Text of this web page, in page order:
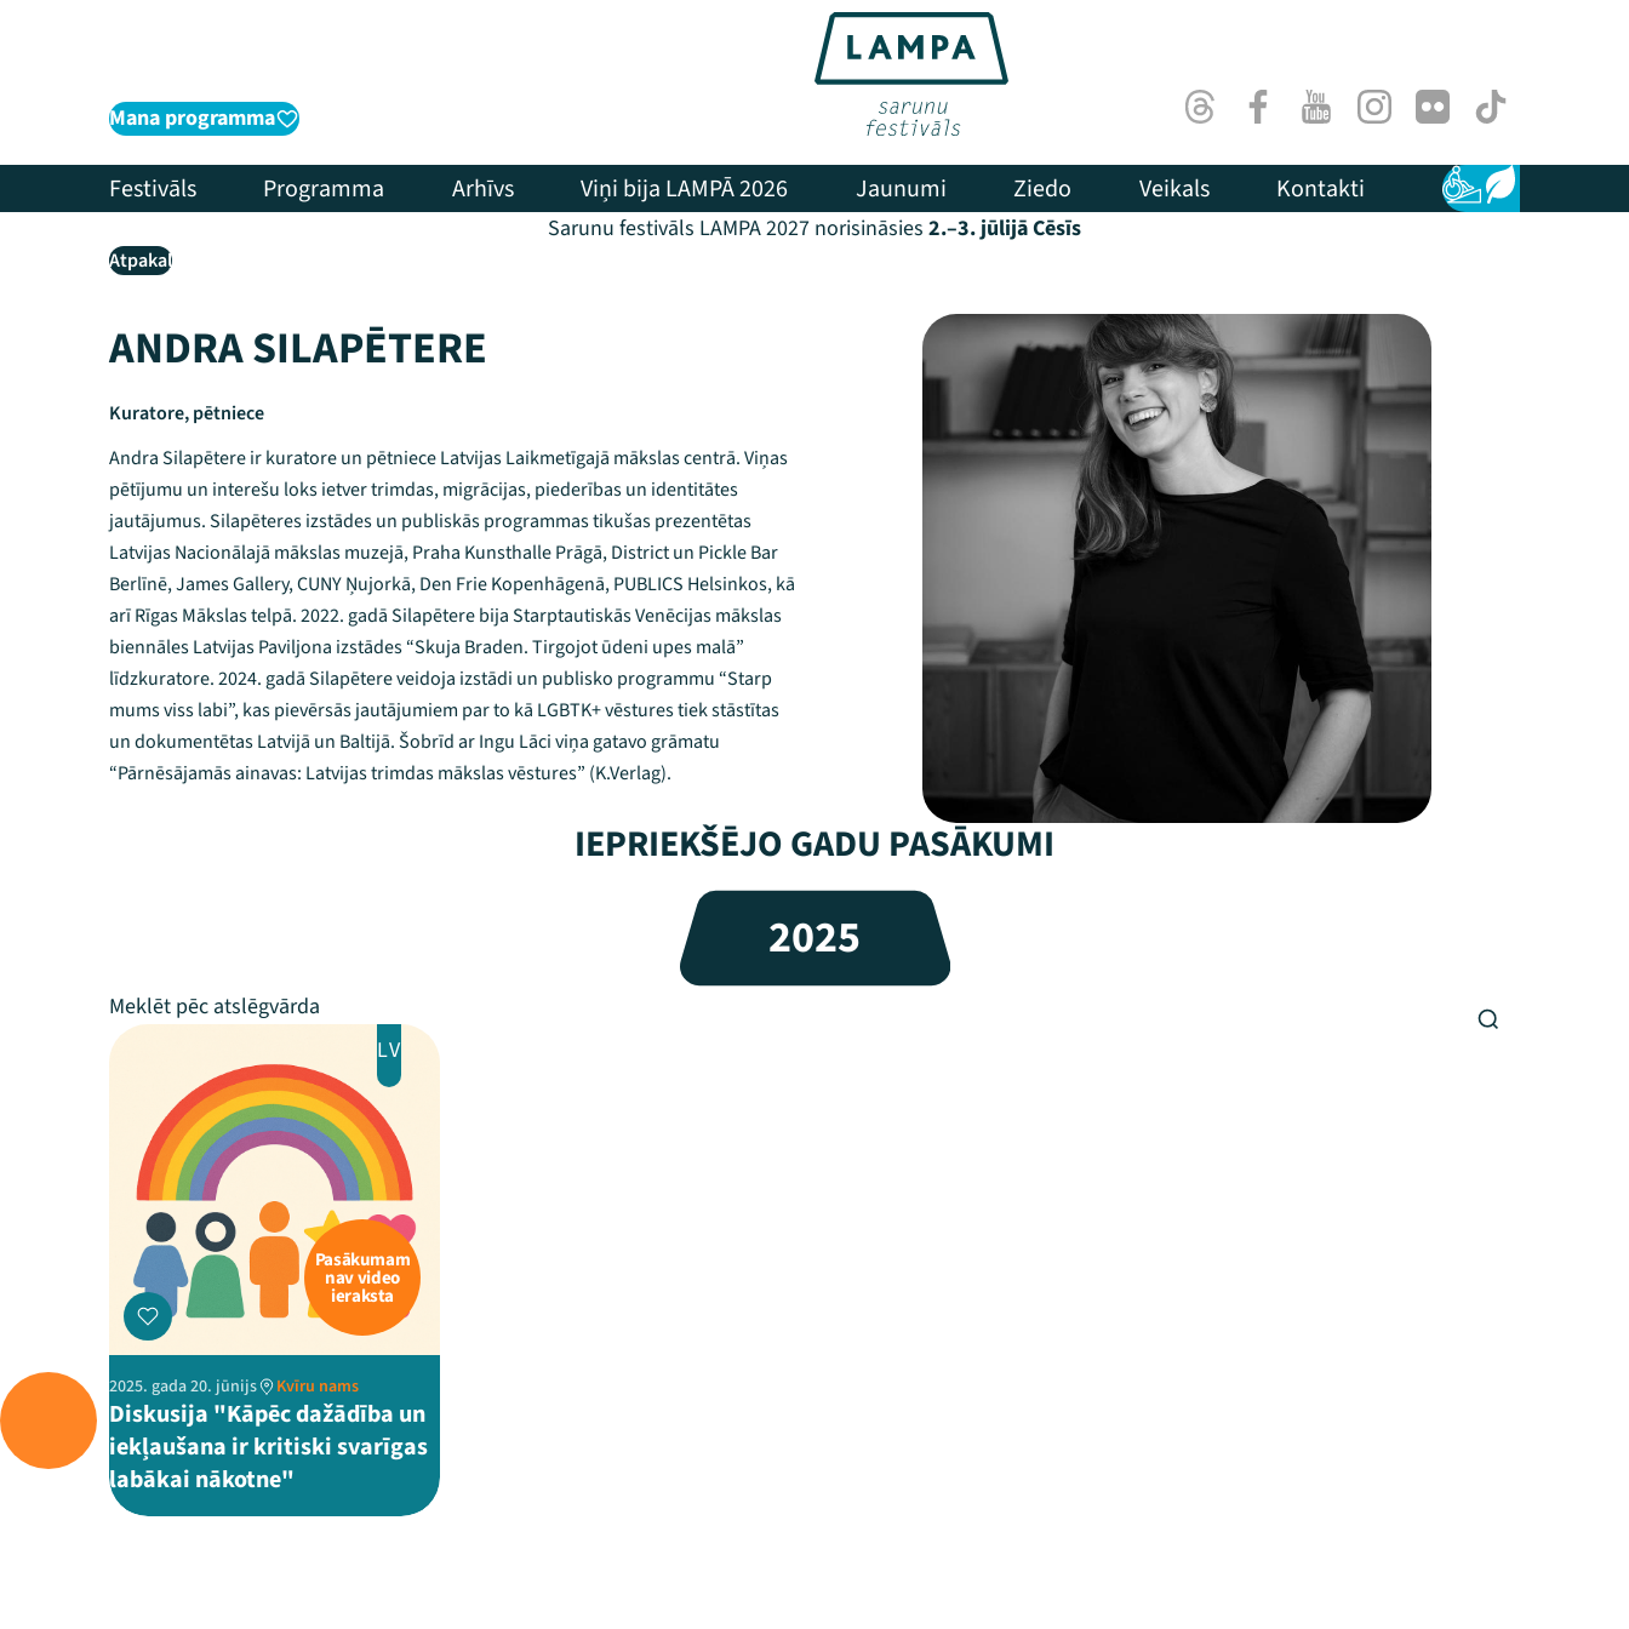
Mana programma ThreadsFacebookYoutubeInstagram
Flick TikTok
Festivāls Programma Arhīvs Viņi bija LAMPĀ 2026 Jaunumi Ziedo Veikals Kontakti Pieejamība
Ilgtspēja
Sarunu festivāls LAMPA 2027 norisināsies 2.–3. jūlijā Cēsīs
Atpakaļ
ANDRA SILAPĒTERE
Kuratore, pētniece
Andra Silapētere ir kuratore un pētniece Latvijas Laikmetīgajā mākslas centrā. Viņas
pētījumu un interešu loks ietver trimdas, migrācijas, piederības un identitātes
jautājumus. Silapēteres izstādes un publiskās programmas tikušas prezentētas
Latvijas Nacionālajā mākslas muzejā, Praha Kunsthalle Prāgā, District un Pickle Bar
Berlīnē, James Gallery, CUNY Ņujorkā, Den Frie Kopenhāgenā, PUBLICS Helsinkos, kā
arī Rīgas Mākslas telpā. 2022. gadā Silapētere bija Starptautiskās Venēcijas mākslas
biennāles Latvijas Paviljona izstādes “Skuja Braden. Tirgojot ūdeni upes malā”
līdzkuratore. 2024. gadā Silapētere veidoja izstādi un publisko programmu “Starp
mums viss labi”, kas pievērsās jautājumiem par to kā LGBTK+ vēstures tiek stāstītas
un dokumentētas Latvijā un Baltijā. Šobrīd ar Ingu Lāci viņa gatavo grāmatu
“Pārnēsājamās ainavas: Latvijas trimdas mākslas vēstures” (K.Verlag).
IEPRIEKŠĒJO GADU PASĀKUMI
2025
LV
Pasākumam
nav video
ieraksta
2025. gada 20. jūnijs Kvīru nams
Diskusija "Kāpēc dažādība un
iekļaušana ir kritiski svarīgas
labākai nākotne"